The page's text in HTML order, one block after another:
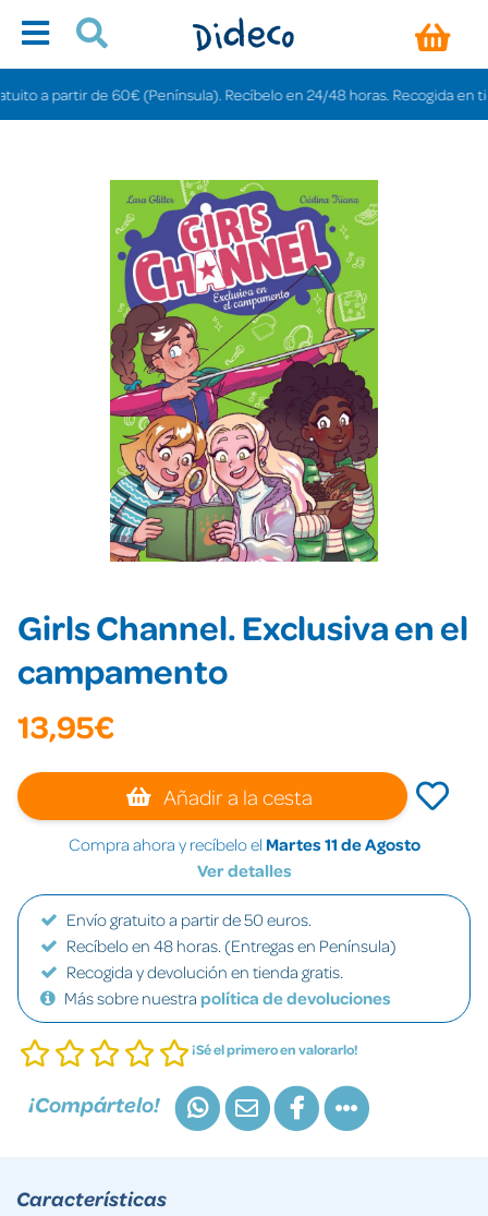
a partir de 60€ (Península). Recíbelo en 24/48 horas. Recogida en
Girls Channel. Exclusiva en el
campamento
13,95€
Añadir a la cesta
Compra ahora y recíbelo el Martes 11 de Agosto
Ver detalles
Envío gratuito a partir de 50 euros.
Recíbelo en 48 horas. (Entregas en Península)
Recogida y devolución en tienda gratis.
Más sobre nuestra política de devoluciones
¡Sé el primero en valorarlo!
¡Compártelo!
Características